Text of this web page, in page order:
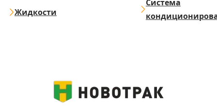
Жидкости
Система